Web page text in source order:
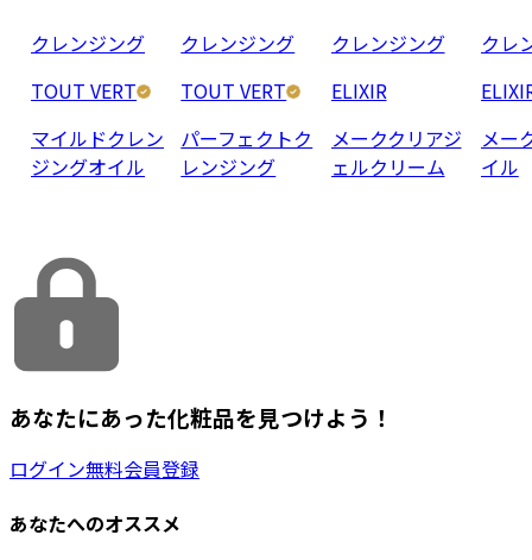
クレンジング
TOUT VERT
マイルドクレン
ジングオイル
クレンジング
TOUT VERT
パーフェクトク
レンジング
クレンジング
ELIXIR
メーククリアジ
ェルクリーム
クレ
メー
イル
あなたにあった化粧品を見つけよう！
ログイン無料会員登録
あなたへのオススメ